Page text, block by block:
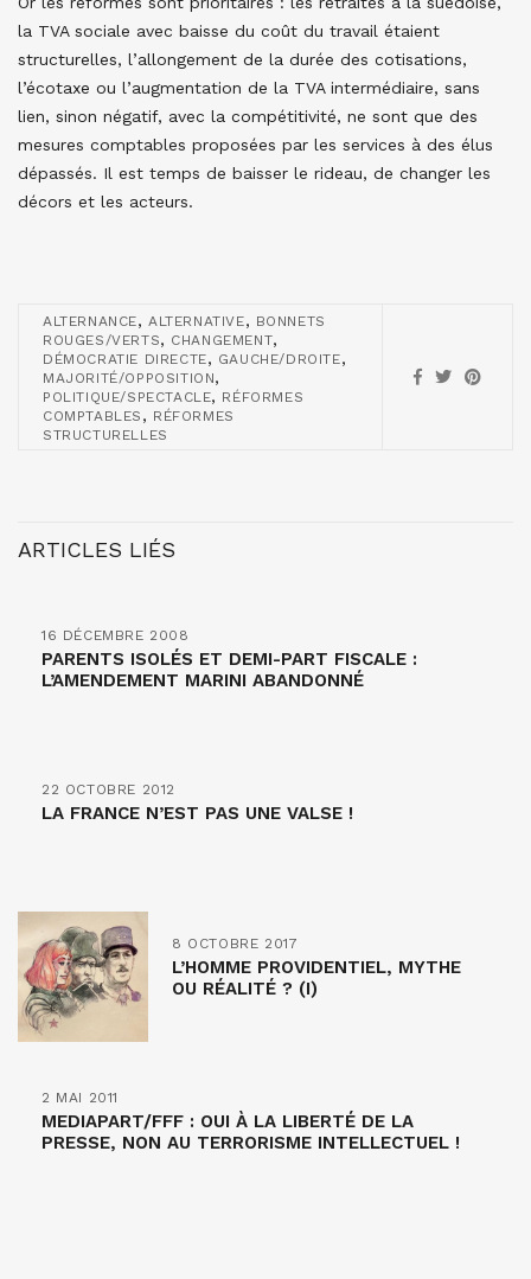
la TVA sociale avec baisse du coût du travail étaient
structurelles, l’allongement de la durée des cotisations,
l’écotaxe ou l’augmentation de la TVA intermédiaire, sans
lien, sinon négatif, avec la compétitivité, ne sont que des
mesures comptables proposées par les services à des élus
dépassés. Il est temps de baisser le rideau, de changer les
décors et les acteurs.
ALTERNANCE, ALTERNATIVE, BONNETS
ROUGES/VERTS, CHANGEMENT,
DÉMOCRATIE DIRECTE, GAUCHE/DROITE,
MAJORITÉ/OPPOSITION,
POLITIQUE/SPECTACLE, RÉFORMES
COMPTABLES , RÉFORMES
STRUCTURELLES
ARTICLES LIÉS
16 DÉCEMBRE 2008
PARENTS ISOLÉS ET DEMI-PART FISCALE :
L’AMENDEMENT MARINI ABANDONNÉ
22 OCTOBRE 2012
LA FRANCE N’EST PAS UNE VALSE !
8 OCTOBRE 2017
L’HOMME PROVIDENTIEL, MYTHE
OU RÉALITÉ ? (I)
2 MAI 2011
MEDIAPART/FFF : OUI À LA LIBERTÉ DE LA